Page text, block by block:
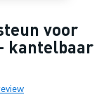
voor
kantelbaar